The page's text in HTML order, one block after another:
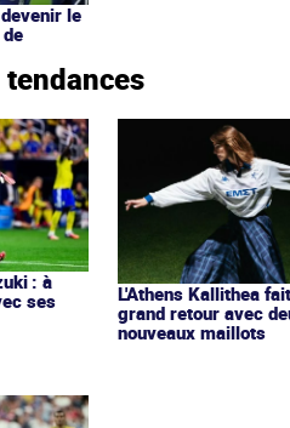
le
: à
ses
L'Athens Kallithea
grand retour avec
nouveaux maillots